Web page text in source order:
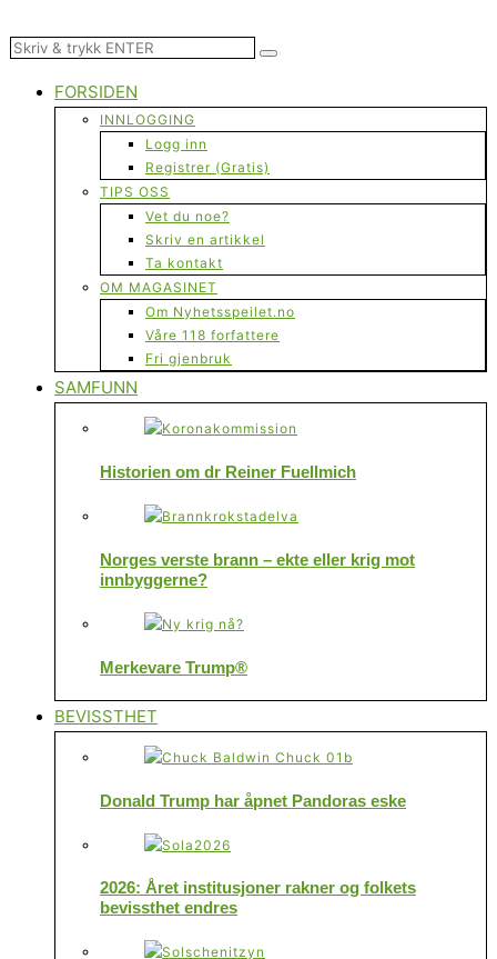
FORSIDEN
INNLOGGING
Logg inn
Registrer (Gratis)
TIPS OSS
Vet du noe?
Skriv en artikkel
Ta kontakt
OM MAGASINET
Om Nyhetsspeilet.no
Våre 118 forfattere
Fri gjenbruk
SAMFUNN
Historien om dr Reiner Fuellmich
Norges verste brann – ekte eller krig mot
innbyggerne?
Merkevare Trump®
BEVISSTHET
Donald Trump har åpnet Pandoras eske
2026: Året institusjoner rakner og folkets
bevissthet endres